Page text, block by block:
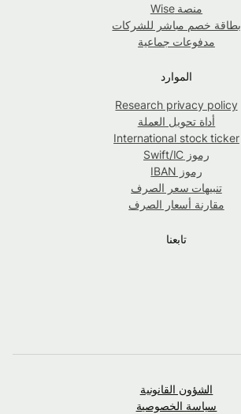
منصة Wise
بطاقة خصم مباشر للشركات
مدفوعات جماعية
الموارد
Research privacy policy
أداة تحويل العملة
International stock ticker
رموز Swift/IC
رموز IBAN
تنبيهات سعر الصرف
مقارنة أسعار الصرف
تابعنا
الشؤون القانونية
سياسة الخصوصية